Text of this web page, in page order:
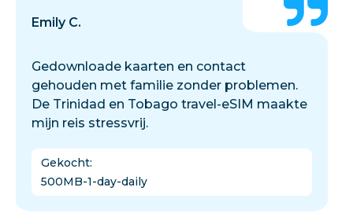
Emily C.
Gedownloade kaarten en contact
gehouden met familie zonder problemen.
De Trinidad en Tobago travel-eSIM maakte
mijn reis stressvrij.
Gekocht:
500MB-1-day-daily